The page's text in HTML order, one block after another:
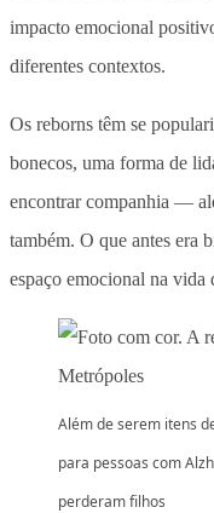
impacto emocional
diferentes contextos.
Os reborns têm se
bonecos, uma forma de
encontrar companhia —
também. O que antes era
espaço emocional na vida
Além de serem itens
para pessoas com
perderam filhos